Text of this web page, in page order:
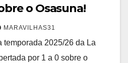
o Osasuna!
MARAVILHAS31
temporada 2025/26 da La
por 1 a 0 sobre o